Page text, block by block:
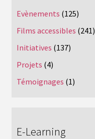
Evènements (125)
Films accessibles (241)
Initiatives (137)
Projets (4)
Témoignages (1)
E-Learning